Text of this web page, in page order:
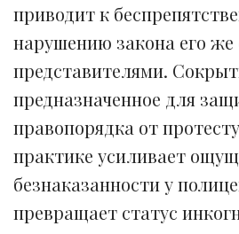
приводит к
нарушению закона его
представителями.
предназначенное для
правопорядка от
практике усиливает
безнаказанности у
превращает статус